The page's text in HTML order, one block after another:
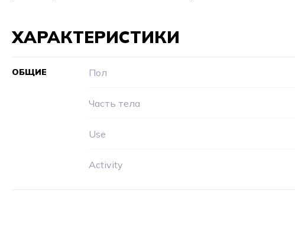
ХАРАКТЕРИСТИКИ
ОБЩИЕ Пол
Часть тела
Use
Activity